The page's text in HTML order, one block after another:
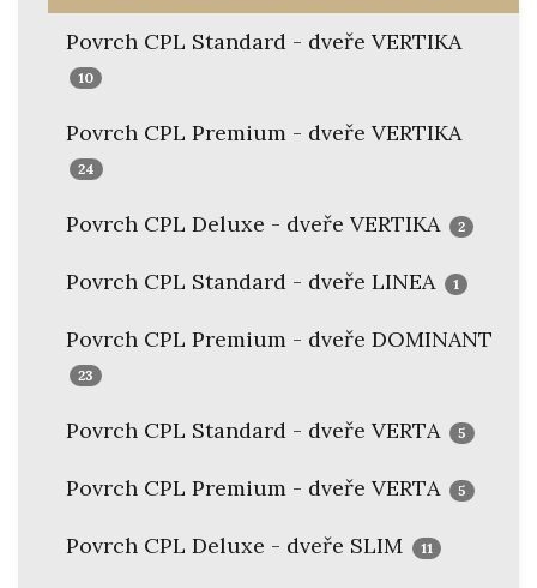
Povrch CPL Standard - dveře VERTIKA
10
Povrch CPL Premium - dveře VERTIKA
24
Povrch CPL Deluxe - dveře VERTIKA 2
Povrch CPL Standard - dveře LINEA 1
Povrch CPL Premium - dveře DOMINANT
23
Povrch CPL Standard - dveře VERTA 5
Povrch CPL Premium - dveře VERTA 5
Povrch CPL Deluxe - dveře SLIM 11